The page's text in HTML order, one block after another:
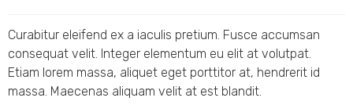
Curabitur eleifend ex a iaculis pretium. Fusce accumsan
consequat velit. Integer elementum eu elit at volutpat.
Etiam lorem massa, aliquet eget porttitor at, hendrerit id
massa. Maecenas aliquam velit at est blandit.